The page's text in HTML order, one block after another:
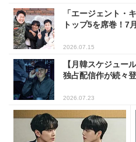
「エージェント・
トップ5を席巻！7
2026.07.15
【月韓スケジュー
独占配信作が続々
2026.07.23